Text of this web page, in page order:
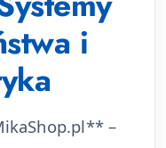
i
–